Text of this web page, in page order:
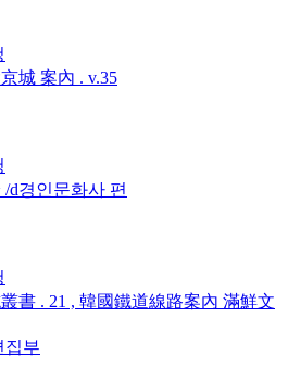
城 案內 . v.35
d경인문화사 편
書 . 21 , 韓國鐵道線路案內 滿鮮文
집부